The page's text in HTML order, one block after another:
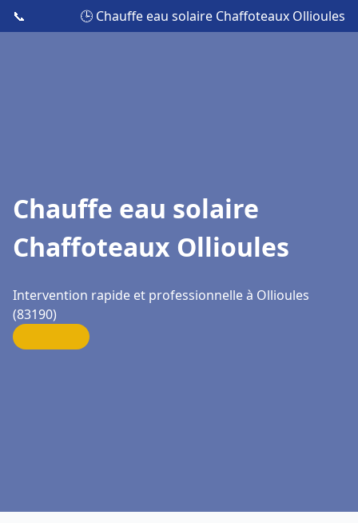
📞 🕒 Chauffe eau solaire Chaffoteaux Ollioules
Chauffe eau solaire
Chaffoteaux Ollioules
Intervention rapide et professionnelle à Ollioules
(83190)